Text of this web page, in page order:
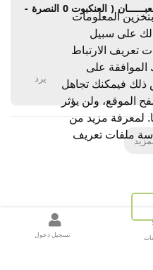
المعلومات
على سبيل
تعريف الارتباط
الموافقة على
ذلك فيمكنك تجاهل
الموقع، ولن يؤثر
لمعرفة مزيد من
ملفات تعريف
رد: القارئ الشيخ / محمد جمال شعبــــــان ( العنكبوت 0 النصرة -
يرد
تسجيل دخول